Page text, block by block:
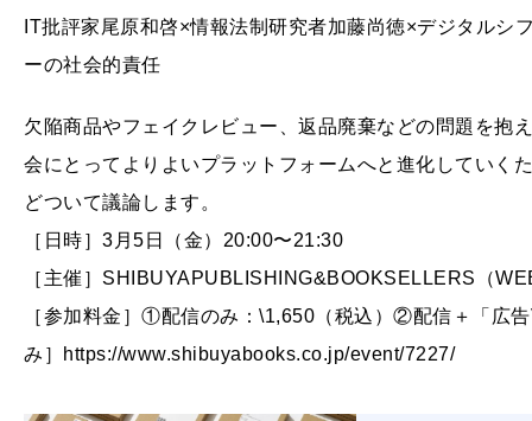
IT批評家尾原和啓×情報法制研究者加藤尚徳×デジタルシ
ーの社会的責任
欠陥商品やフェイクレビュー、返品廃棄などの問題を抱
会にとってよりよいプラットフォームへと進化していく
どついて議論します。
［日時］3月5日（金）20:00〜21:30
［主催］SHIBUYAPUBLISHING&BOOKSELLERS（
［参加料金］①配信のみ：\1,650（税込）②配信＋「広
み］https://www.shibuyabooks.co.jp/event/7227/